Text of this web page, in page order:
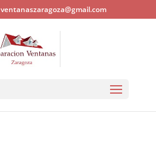
ventanaszaragoza@gmail.com